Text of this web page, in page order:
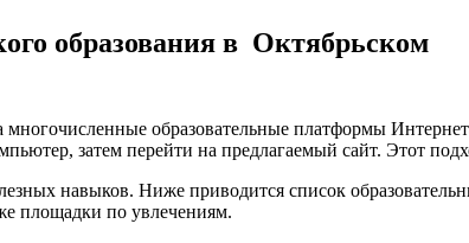
образования в Октябрьском
образовательные платформы
затем перейти на предлагаемый сайт. Этот
навыков. Ниже приводится список
площадки по увлечениям.